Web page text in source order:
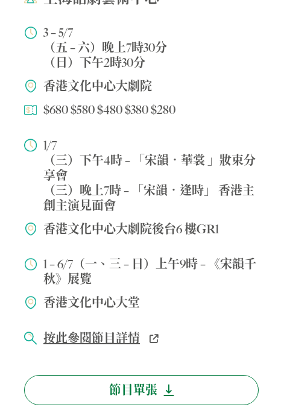
3 – 5/7
（五 – 六）晚上7時30分
（日）下午2時30分
香港文化中心大劇院
$680 $580 $480 $380 $280
1/7
（三）下午4時 – 「宋韻．華裳 」妝束分
享會
（三）晚上7時 – 「宋韻．逢時」 香港主
創主演見面會
香港文化中心大劇院後台6 樓GR1
1 – 6/7（一、三 – 日）上午9時 – 《宋韻千
秋》展覽
香港文化中心大堂
按此參閱節目詳情
節目單張